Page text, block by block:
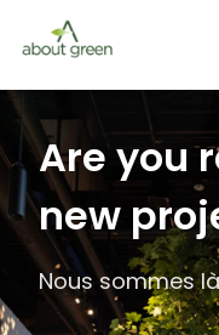
Are you
new
Nous sommes